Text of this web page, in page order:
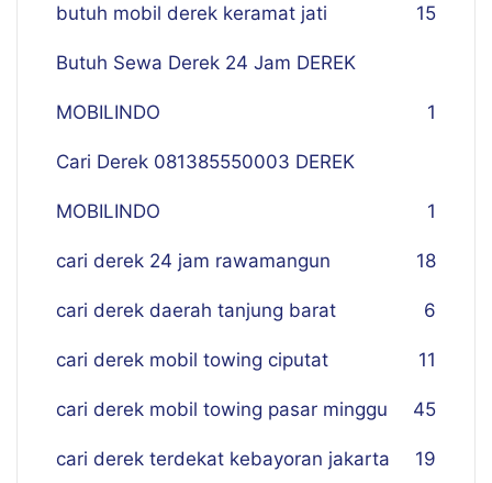
butuh mobil derek keramat jati 15
Butuh Sewa Derek 24 Jam DEREK
MOBILINDO 1
Cari Derek 081385550003 DEREK
MOBILINDO 1
cari derek 24 jam rawamangun 18
cari derek daerah tanjung barat 6
cari derek mobil towing ciputat 11
cari derek mobil towing pasar minggu 45
cari derek terdekat kebayoran jakarta 19